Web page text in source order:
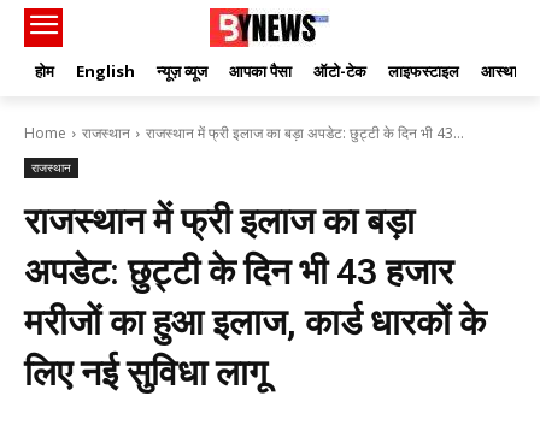
होम English न्यूज़ व्यूज आपका पैसा ऑटो-टेक लाइफस्टाइल आस्था
Home राजस्थान राजस्थान में फ्री इलाज का बड़ा अपडेट: छुट्टी के दिन भी 43...
राजस्थान
राजस्थान में फ्री इलाज का बड़ा
अपडेट: छुट्टी के दिन भी 43 हजार
मरीजों का हुआ इलाज, कार्ड धारकों के
लिए नई सुविधा लागू